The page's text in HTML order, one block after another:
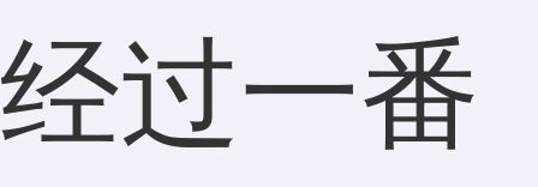
经过一番